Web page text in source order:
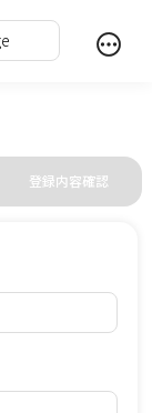
登録内容確認